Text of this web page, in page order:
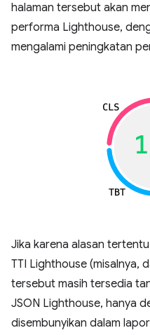
halaman tersebut akan
performa Lighthouse,
mengalami peningkatan
Jika karena alasan
TTI Lighthouse (misalnya,
tersebut masih tersedia
JSON Lighthouse, hanya
disembunyikan dalam